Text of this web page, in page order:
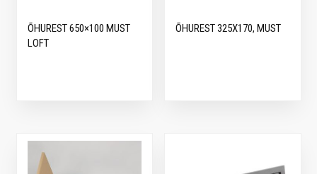
ÕHUREST 650×100 MUST
LOFT
ÕHUREST 325X170, MUST